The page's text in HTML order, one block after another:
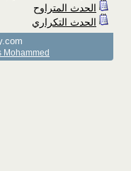
الحدث المتراوح
الحدث التكراري
Mohammed